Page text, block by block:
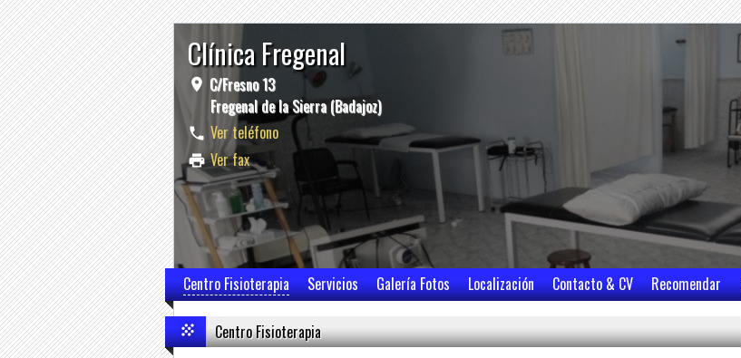
Clínica Fregenal
C/Fresno 13
Fregenal de la Sierra (Badajoz)
Ver teléfono
Ver fax
Centro Fisioterapia Servicios Galería Fotos Localización Contacto & CV Recomendar
Centro Fisioterapia